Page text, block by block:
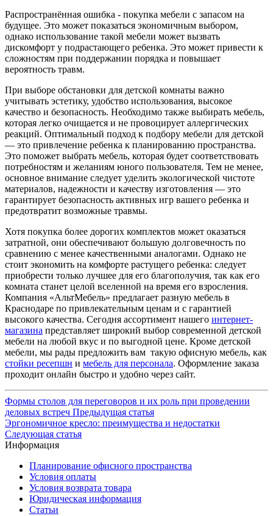
Распространённая ошибка - покупка мебели с запасом на
будущее. Это может показаться экономичным выбором,
однако использование такой мебели может вызвать
дискомфорт у подрастающего ребенка. Это может привести к
сложностям при поддержании порядка и повышает
вероятность травм.
При выборе обстановки для детской комнаты важно
учитывать эстетику, удобство использования, высокое
качество и безопасность. Необходимо также выбирать мебель,
которая легко очищается и не провоцирует аллергических
реакций. Оптимальный подход к подбору мебели для детской
— это привлечение ребенка к планированию пространства.
Это поможет выбрать мебель, которая будет соответствовать
потребностям и желаниям юного пользователя. Тем не менее,
основное внимание следует уделить экологической чистоте
материалов, надежности и качеству изготовления — это
гарантирует безопасность активных игр вашего ребенка и
предотвратит возможные травмы.
Хотя покупка более дорогих комплектов может оказаться
затратной, они обеспечивают большую долговечность по
сравнению с менее качественными аналогами. Однако не
стоит экономить на комфорте растущего ребенка: следует
приобрести только лучшее для его благополучия, так как его
комната станет целой вселенной на время его взросления.
Компания «АльтМебель» предлагает разную мебель в
Краснодаре по привлекательным ценам и с гарантией
высокого качества. Сегодня ассортимент нашего интернет-
магазина представляет широкий выбор современной детской
мебели на любой вкус и по выгодной цене. Кроме детской
мебели, мы рады предложить вам такую офисную мебель, как
стойки ресепшн и мебель для персонала. Оформление заказа
проходит онлайн быстро и удобно через сайт.
Формы столов для переговоров и их роль при проведении
деловых встреч Предыдущая статья
Эргономичное кресло: преимущества и недостатки
Следующая статья
Информация
Планирование офисного пространства
Условия оплаты
Условия возврата товара
Юридическая информация
Статьи